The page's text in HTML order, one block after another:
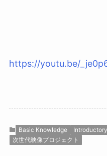
https://youtu.be/
Basic Knowledge
次世代映像プロジェクト